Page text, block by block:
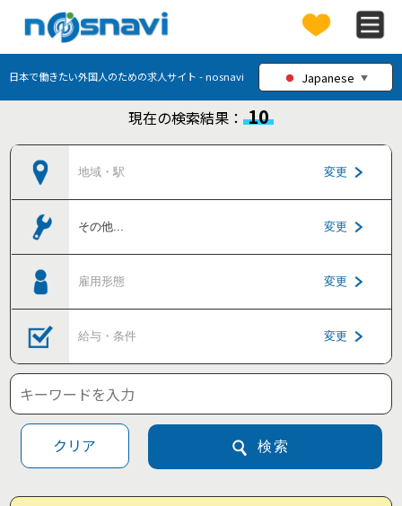
日本で働きたい外国人のための求人サイト - nosnavi Japanese ▼
現在の検索結果： 10
地域・駅 変更
その他... 変更
雇用形態 変更
給与・条件 変更
クリア 検索